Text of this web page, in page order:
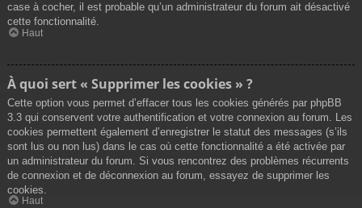
case à cocher, il est probable qu’un administrateur du forum ait désactivé
cette fonctionnalité.
Haut
À quoi sert « Supprimer les cookies » ?
Cette option vous permet d’effacer tous les cookies générés par phpBB
3.3 qui conservent votre authentification et votre connexion au forum. Les
cookies permettent également d’enregistrer le statut des messages (s’ils
sont lus ou non lus) dans le cas où cette fonctionnalité a été activée par
un administrateur du forum. Si vous rencontrez des problèmes récurrents
de connexion et de déconnexion au forum, essayez de supprimer les
cookies.
Haut